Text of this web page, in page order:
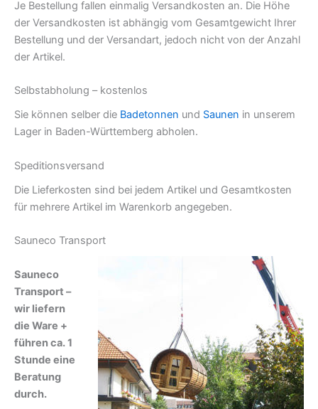
Je Bestellung fallen einmalig Versandkosten an. Die Höhe
der Versandkosten ist abhängig vom Gesamtgewicht Ihrer
Bestellung und der Versandart, jedoch nicht von der Anzahl
der Artikel.
Selbstabholung – kostenlos
Sie können selber die Badetonnen und Saunen in unserem
Lager in Baden-Württemberg abholen.
Speditionsversand
Die Lieferkosten sind bei jedem Artikel und Gesamtkosten
für mehrere Artikel im Warenkorb angegeben.
Sauneco Transport
Sauneco
Transport –
wir liefern
die Ware +
führen ca. 1
Stunde eine
Beratung
durch.